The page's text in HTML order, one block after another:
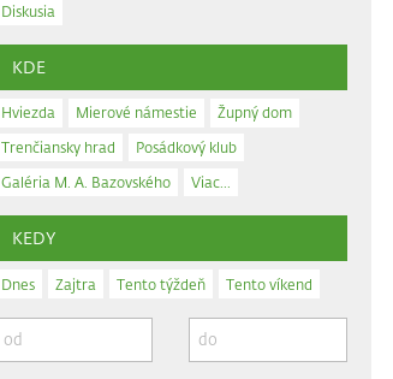
Diskusia
KDE
Hviezda Mierové námestie
Župný dom
Trenčiansky hrad
Posádkový klub
Galéria M. A. Bazovského
Viac...
KEDY
Dnes Zajtra Tento týždeň Tento víkend